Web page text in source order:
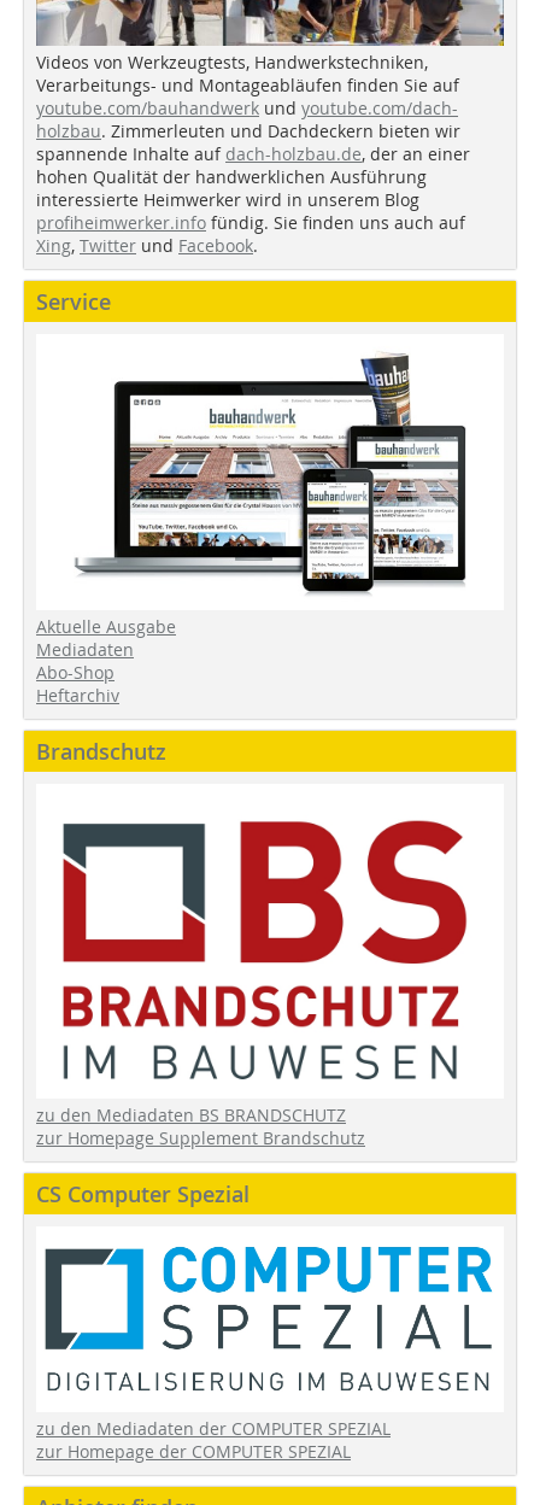
Videos von Werkzeugtests, Handwerkstechniken,
Verarbeitungs- und Montageabläufen finden Sie auf
youtube.com/bauhandwerk und youtube.com/dach-
holzbau. Zimmerleuten und Dachdeckern bieten wir
spannende Inhalte auf dach-holzbau.de, der an einer
hohen Qualität der handwerklichen Ausführung
interessierte Heimwerker wird in unserem Blog
profiheimwerker.info fündig. Sie finden uns auch auf
Xing, Twitter und Facebook.
Service
Aktuelle Ausgabe
Mediadaten
Abo-Shop
Heftarchiv
Brandschutz
zu den Mediadaten BS BRANDSCHUTZ
zur Homepage Supplement Brandschutz
CS Computer Spezial
zu den Mediadaten der COMPUTER SPEZIAL
zur Homepage der COMPUTER SPEZIAL